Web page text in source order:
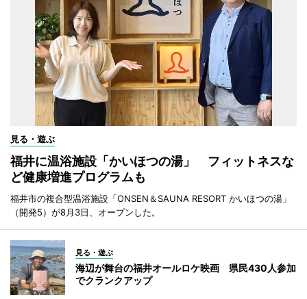
見る・遊ぶ
福井に温浴施設「かいほつの湯」 フィットネスな
ど健康増進プログラムも
福井市の複合型温浴施設「ONSEN＆SAUNA RESORT かいほつの湯」
（開発5）が8月3日、オープンした。
見る・遊ぶ
海辺が舞台の福井オールロケ映画 県民430人参加
でクランクアップ